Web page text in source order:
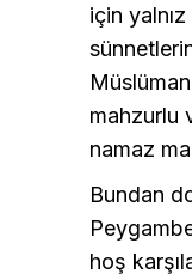
için
mahzurlu
namaz
Bundan
hoş